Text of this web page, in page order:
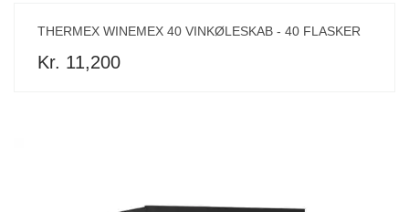
THERMEX WINEMEX 40 VINKØLESKAB - 40 FLASKER
Kr. 11,200